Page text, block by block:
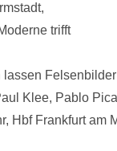
trifft
Klee, Pablo
Hbf Frankfurt am